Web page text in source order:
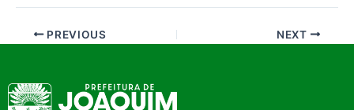
PREVIOUS NEXT